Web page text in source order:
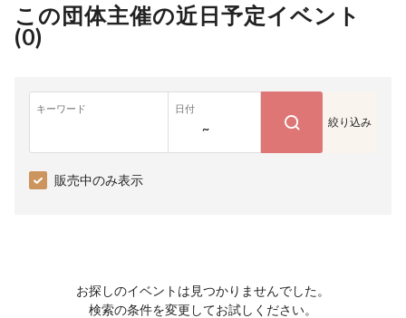
この団体主催の近日予定イベント
(0)
キーワード 日付
~ 絞り込み
販売中のみ表示
お探しのイベントは見つかりませんでした。
検索の条件を変更してお試しください。